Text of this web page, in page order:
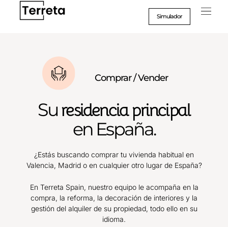
Simulador
Comprar / Vender
Suresidencia principal
en España.
¿Estás buscando comprar tu vivienda habitual en
Valencia, Madrid o en cualquier otro lugar de España?
En Terreta Spain, nuestro equipo le acompaña en la
compra, la reforma, la decoración de interiores y la
gestión del alquiler de su propiedad, todo ello en su
idioma.